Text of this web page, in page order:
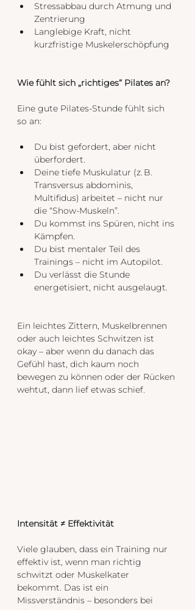
Stressabbau durch Atmung und
Zentrierung
Langlebige Kraft, nicht
kurzfristige Muskelerschöpfung
Wie fühlt sich „richtiges“ Pilates an?
Eine gute Pilates-Stunde fühlt sich
so an:
Du bist gefordert, aber nicht
überfordert.
Deine tiefe Muskulatur (z. B.
Transversus abdominis,
Multifidus) arbeitet – nicht nur
die “Show-Muskeln”.
Du kommst ins Spüren, nicht ins
Kämpfen.
Du bist mentaler Teil des
Trainings – nicht im Autopilot.
Du verlässt die Stunde
energetisiert, nicht ausgelaugt.
Ein leichtes Zittern, Muskelbrennen
oder auch leichtes Schwitzen ist
okay – aber wenn du danach das
Gefühl hast, dich kaum noch
bewegen zu können oder der Rücken
wehtut, dann lief etwas schief.
Intensität ≠ Effektivität
Viele glauben, dass ein Training nur
effektiv ist, wenn man richtig
schwitzt oder Muskelkater
bekommt. Das ist ein
Missverständnis – besonders bei